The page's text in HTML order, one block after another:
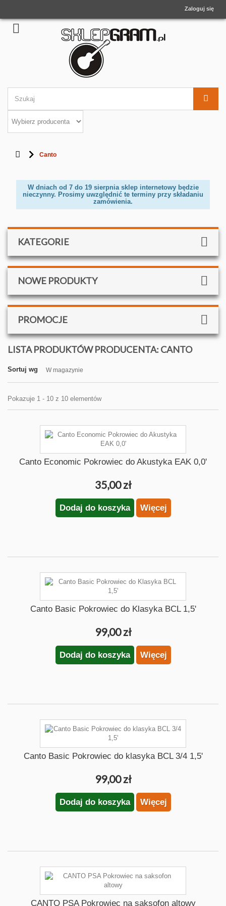
Zaloguj się
Canto
W dniach od 7 do 19 sierpnia sklep internetowy będzie
nieczynny. Prosimy uwzględnić te terminy przy składaniu
zamówienia.
KATEGORIE
NOWE PRODUKTY
PROMOCJE
LISTA PRODUKTÓW PRODUCENTA: CANTO
Sortuj wg W magazynie
Pokazuje 1 - 10 z 10 elementów
Canto Economic Pokrowiec do Akustyka EAK 0,0'
35,00 zł
Dodaj do koszyka Więcej
Canto Basic Pokrowiec do Klasyka BCL 1,5'
99,00 zł
Dodaj do koszyka Więcej
Canto Basic Pokrowiec do klasyka BCL 3/4 1,5'
99,00 zł
Dodaj do koszyka Więcej
CANTO PSA Pokrowiec na saksofon altowy